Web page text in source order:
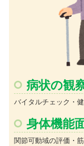
病状の観
バイタルチェック・
身体機能
関節可動域の評価・